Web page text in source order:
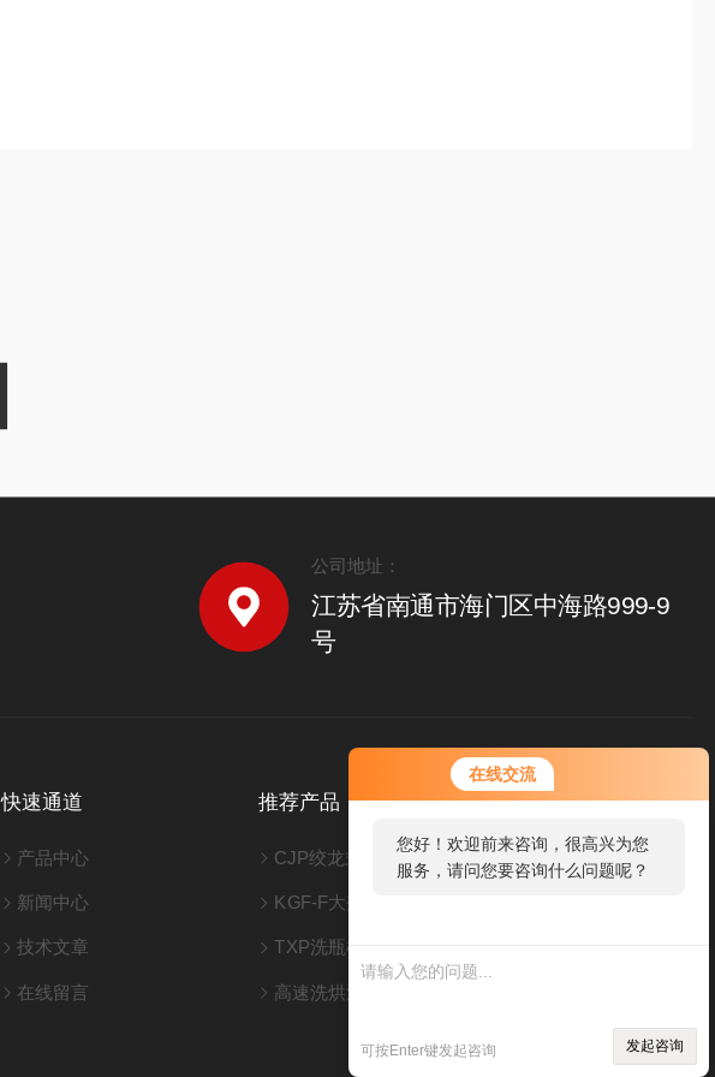
在线交流
您好！欢迎前来咨询，很高兴为您
服务，请问您要咨询什么问题呢？
可按Enter键发起咨询 发起咨询
公司地址：
江苏省南通市海门区中海路999-9
号
快速通道
产品中心
新闻中心
技术文章
在线留言
推荐产品
CJP绞龙式超声波洗瓶机
KGF-F大剂量灌封机
TXP洗瓶机
高速洗烘灌联动线